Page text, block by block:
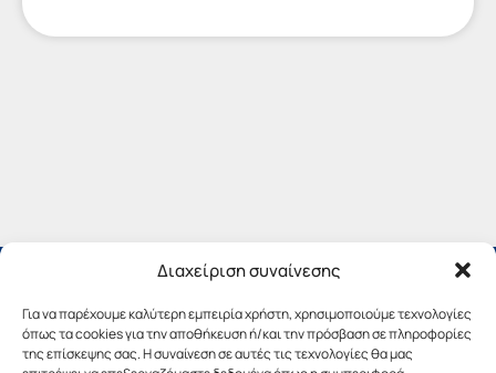
Διαχείριση συναίνεσης
Για να παρέχουμε καλύτερη εμπειρία χρήστη, χρησιμοποιούμε τεχνολογίες
όπως τα cookies για την αποθήκευση ή/και την πρόσβαση σε πληροφορίες
της επίσκεψης σας. Η συναίνεση σε αυτές τις τεχνολογίες θα μας